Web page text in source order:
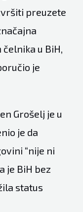
preuzete
u BiH,
je
Grošelj je u
je da
“nije ni
je BiH bez
status